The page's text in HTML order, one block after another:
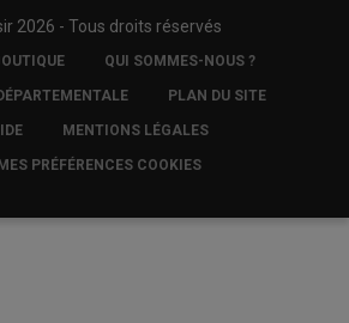
2026 - Tous droits réservés
QUI SOMMES-NOUS ?
PLAN DU SITE
MENTIONS LÉGALES
PRÉFÉRENCES COOKIES